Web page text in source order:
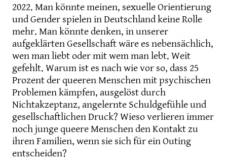
2022. Man könnte meinen, sexuelle Orientierung
und Gender spielen in Deutschland keine Rolle
mehr. Man könnte denken, in unserer
aufgeklärten Gesellschaft wäre es nebensächlich,
wen man liebt oder mit wem man lebt. Weit
gefehlt. Warum ist es nach wie vor so, dass 25
Prozent der queeren Menschen mit psychischen
Problemen kämpfen, ausgelöst durch
Nichtakzeptanz, angelernte Schuldgefühle und
gesellschaftlichen Druck? Wieso verlieren immer
noch junge queere Menschen den Kontakt zu
ihren Familien, wenn sie sich für ein Outing
entscheiden?